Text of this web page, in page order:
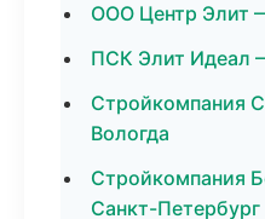
ООО Центр Элит
ПСК Элит Идеал
Стройкомпания
Вологда
Стройкомпания
Санкт-Петербург